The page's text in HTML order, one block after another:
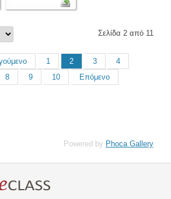
Σελίδα 2 από 11
1 2 3
4
8 9 10
Επόμενο
Powered by Phoca Gallery